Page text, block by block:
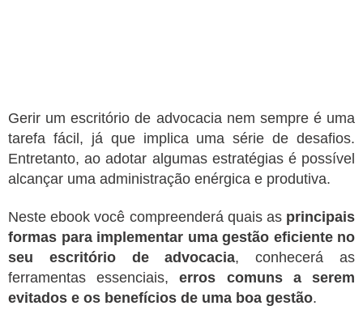
Gerir um escritório de advocacia nem sempre é uma
tarefa fácil, já que implica uma série de desafios.
Entretanto, ao adotar algumas estratégias é possível
alcançar uma administração enérgica e produtiva.
Neste ebook você compreenderá quais as principais
formas para implementar uma gestão eficiente no
seu escritório de advocacia, conhecerá as
ferramentas essenciais,erros comuns a serem
evitados e os benefícios de uma boa gestão.